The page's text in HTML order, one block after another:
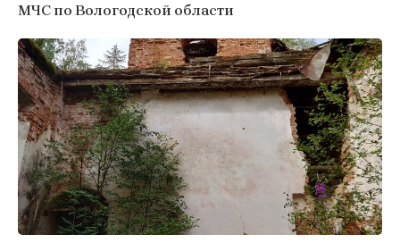
МЧС по Вологодской области